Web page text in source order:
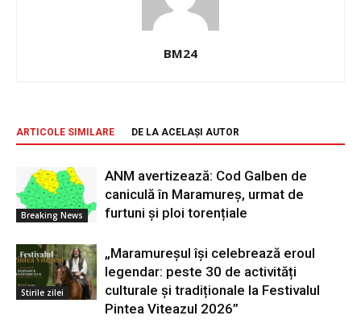
BM24
ARTICOLE SIMILARE DE LA ACELAȘI AUTOR
Breaking News
ANM avertizează: Cod Galben de
caniculă în Maramureș, urmat de
furtuni și ploi torențiale
Stirile zilei
„Maramureșul își celebrează eroul
legendar: peste 30 de activități
culturale și tradiționale la Festivalul
Pintea Viteazul 2026”